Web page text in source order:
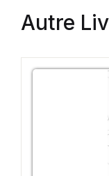
Autre